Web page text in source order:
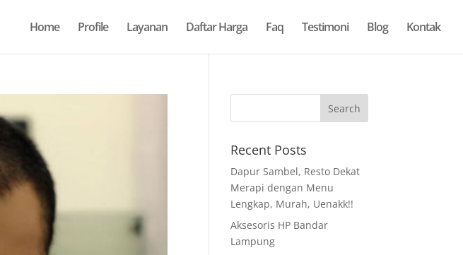
Home Profile Layanan Daftar Harga Faq Testimoni Blog Kontak
Recent Posts
Dapur Sambel, Resto Dekat
Merapi dengan Menu
Lengkap, Murah, Uenakk!!
Aksesoris HP Bandar
Lampung